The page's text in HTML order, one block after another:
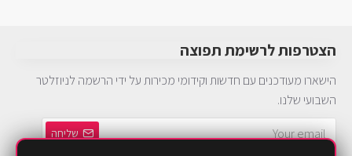
הצטרפות לרשימת תפוצה
הישארו מעודכנים עם חדשות וקידומי מכירות על ידי הרשמה לניוזלטר
השבועי שלנו.
שליחה